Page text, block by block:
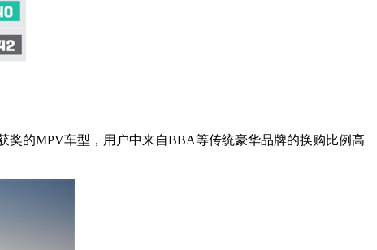
的MPV车型，用户中来自BBA等传统豪华品牌的换购比例高